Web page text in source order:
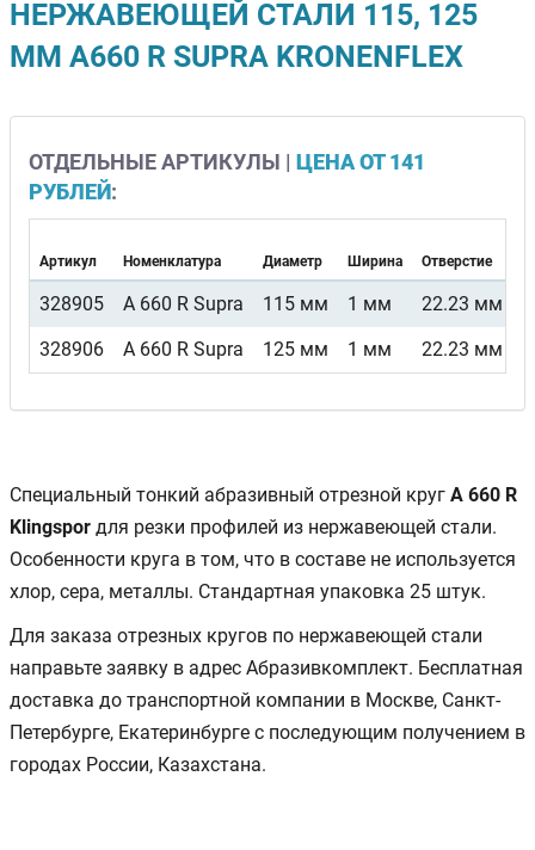
НЕРЖАВЕЮЩЕЙ СТАЛИ 115, 125
ММ A660 R SUPRA KRONENFLEX
ОТДЕЛЬНЫЕ АРТИКУЛЫ | ЦЕНА ОТ 141
РУБЛЕЙ:
Артикул Номенклатура Диаметр Ширина Отверстие
328905 A 660 R Supra 115 мм 1 мм 22.23 мм
328906
A 660 R Supra 125 мм 1 мм 22.23 мм
Специальный тонкий абразивный отрезной круг A 660 R
Klingspor для резки профилей из нержавеющей стали.
Особенности круга в том, что в составе не используется
хлор, сера, металлы. Стандартная упаковка 25 штук.
Для заказа отрезных кругов по нержавеющей стали
направьте заявку в адрес Абразивкомплект. Бесплатная
доставка до транспортной компании в Москве, Санкт-
Петербурге, Екатеринбурге с последующим получением в
городах России, Казахстана.